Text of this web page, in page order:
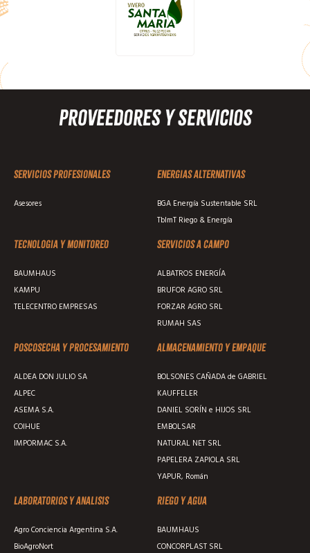
Proveedores y Servicios
Servicios profesionales
Asesores
Energias alternativas
BGA Energía Sustentable SRL
TblmT Riego & Energía
Tecnologia y monitoreo
BAUMHAUS
KAMPU
TELECENTRO EMPRESAS
Servicios a campo
ALBATROS ENERGÍA
BRUFOR AGRO SRL
FORZAR AGRO SRL
RUMAH SAS
Poscosecha y procesamiento
ALDEA DON JULIO SA
ALPEC
ASEMA S.A.
COIHUE
IMPORMAC S.A.
Almacenamiento y empaque
BOLSONES CAÑADA de GABRIEL
KAUFFELER
DANIEL SORÍN e HIJOS SRL
EMBOLSAR
NATURAL NET SRL
PAPELERA ZAPIOLA SRL
YAPUR, Román
Laboratorios y analisis
Agro Conciencia Argentina S.A.
BioAgroNort
Riego y agua
BAUMHAUS
CONCORPLAST SRL